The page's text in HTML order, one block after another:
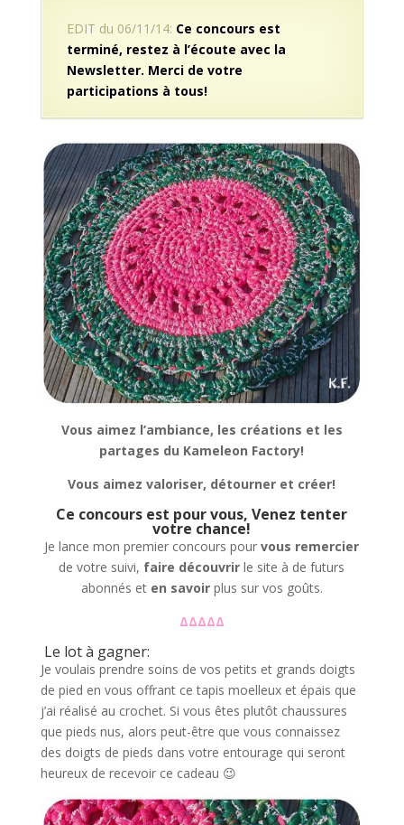
EDIT du 06/11/14: Ce concours est
terminé, restez à l’écoute avec la
Newsletter. Merci de votre
participations à tous!
Vous aimez l’ambiance, les créations et les
partages du Kameleon Factory!
Vous aimez valoriser, détourner et créer!
Ce concours est pour vous, Venez tenter
votre chance!
Je lance mon premier concours pourvous remercier
de votre suivi, faire découvrir le site à de futurs
abonnés et en savoirplus sur vos goûts.
ΔΔΔΔΔ
Le lot à gagner:
Je voulais prendre soins de vos petits et grands doigts
de pied en vous offrant ce tapis moelleux et épais que
j’ai réalisé au crochet. Si vous êtes plutôt chaussures
que pieds nus, alors peut-être que vous connaissez
des doigts de pieds dans votre entourage qui seront
heureux de recevoir ce cadeau 😉